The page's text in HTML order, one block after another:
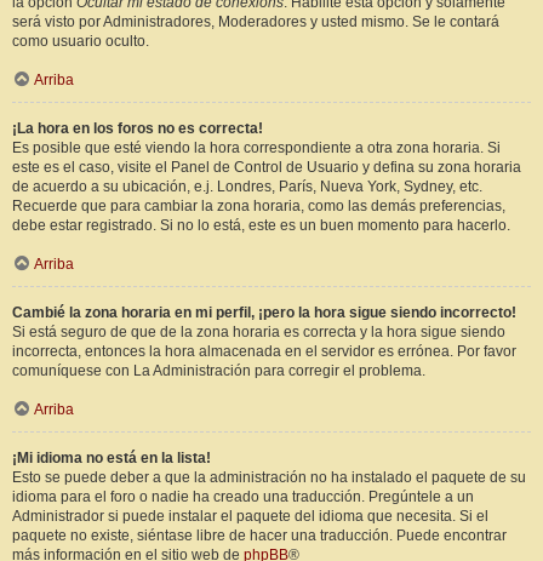
será visto por Administradores, Moderadores y usted mismo. Se le contará
como usuario oculto.
Arriba
¡La hora en los foros no es correcta!
Es posible que esté viendo la hora correspondiente a otra zona horaria. Si
este es el caso, visite el Panel de Control de Usuario y defina su zona horaria
de acuerdo a su ubicación, e.j. Londres, París, Nueva York, Sydney, etc.
Recuerde que para cambiar la zona horaria, como las demás preferencias,
debe estar registrado. Si no lo está, este es un buen momento para hacerlo.
Arriba
Cambié la zona horaria en mi perfil, ¡pero la hora sigue siendo incorrecto!
Si está seguro de que de la zona horaria es correcta y la hora sigue siendo
incorrecta, entonces la hora almacenada en el servidor es errónea. Por favor
comuníquese con La Administración para corregir el problema.
Arriba
¡Mi idioma no está en la lista!
Esto se puede deber a que la administración no ha instalado el paquete de su
idioma para el foro o nadie ha creado una traducción. Pregúntele a un
Administrador si puede instalar el paquete del idioma que necesita. Si el
paquete no existe, siéntase libre de hacer una traducción. Puede encontrar
más información en el sitio web de phpBB®